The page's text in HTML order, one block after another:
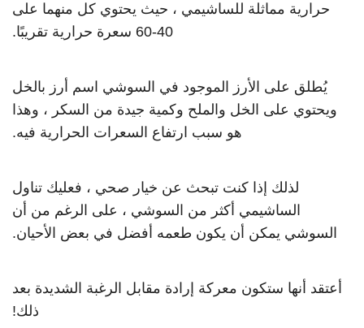
حرارية مماثلة للساشيمي ، حيث يحتوي كل منهما على
40-60 سعرة حرارية تقريبًا.
يُطلق على الأرز الموجود في السوشي اسم أرز بالخل
ويحتوي على الخل والملح وكمية جيدة من السكر ، وهذا
هو سبب ارتفاع السعرات الحرارية فيه.
لذلك إذا كنت تبحث عن خيار صحي ، فعليك تناول
الساشيمي أكثر من السوشي ، على الرغم من أن
السوشي يمكن أن يكون طعمه أفضل في بعض الأحيان.
أعتقد أنها ستكون معركة إرادة مقابل الرغبة الشديدة بعد
ذلك!